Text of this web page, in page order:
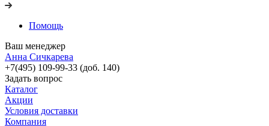
Помощь
Ваш менеджер
Анна Сичкарева
+7(495) 109-99-33 (доб. 140)
Задать вопрос
Каталог
Акции
Условия доставки
Компания